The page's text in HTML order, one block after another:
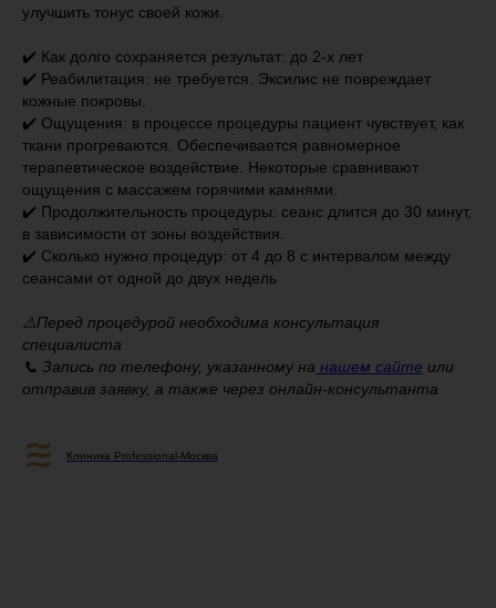
улучшить тонус своей кожи.
✔️ Как долго сохраняется результат: до 2-х лет
✔️ Реабилитация: не требуется. Эксилис не повреждает
кожные покровы.
✔️ Ощущения: в процессе процедуры пациент чувствует, как
ткани прогреваются. Обеспечивается равномерное
терапевтическое воздействие. Некоторые сравнивают
ощущения с массажем горячими камнями.
✔️ Продолжительность процедуры: сеанс длится до 30 минут,
в зависимости от зоны воздействия.
✔️ Сколько нужно процедур: от 4 до 8 с интервалом между
сеансами от одной до двух недель
⚠️Перед процедурой необходима консультация
специалиста
📞 Запись по телефону, указанному на нашем сайте или
отправив заявку, а также через онлайн-консультанта
Клиника Professional-Москва